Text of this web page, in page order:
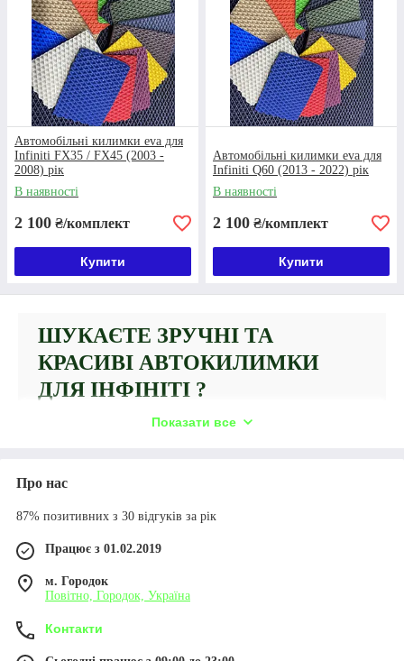
Доставка
За 1-3 дня транспортними
компаніями Нова Пошта, Укр
Пошта, Делівері.
Весь асортимент килимків
Автомобільні килимки eva для
Infiniti FX35 / FX45 (2003 -
2008) рік
В наявності
2 100 ₴/комплект
Купити
Автомобільні килимки eva для
Infiniti Q60 (2013 - 2022) рік
В наявності
2 100 ₴/комплект
Купити
ШУКАЄТЕ ЗРУЧНІ ТА
КРАСИВІ АВТОКИЛИМКИ
ДЛЯ ІНФІНІТІ ?
Тоді Ви потрапили за адресою! Інтернет-
авто.
У каталозі зібрані найпопулярніші позиції для машин
Infiniti (Інфініті). Також Ви можете замовити
сайті. Термін виготовлення – 2-3 дні після обговорення
Показати все
Про нас
87% позитивних з 30 відгуків за рік
Працює з 01.02.2019
м. Городок
Повітно, Городок, Україна
Контакти